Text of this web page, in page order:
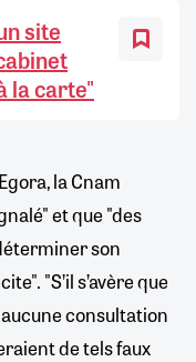
site
la carte"
la Cnam
et que "des
son
"S’il s’avère que
consultation
de tels faux